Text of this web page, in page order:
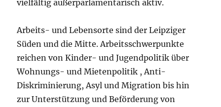
vielfältig außerparlamentarisch aktiv.
Arbeits- und Lebensorte sind der Leipziger
Süden und die Mitte. Arbeitsschwerpunkte
reichen von Kinder- und Jugendpolitik über
Wohnungs- und Mietenpolitik , Anti-
Diskriminierung, Asyl und Migration bis hin
zur Unterstützung und Beförderung von